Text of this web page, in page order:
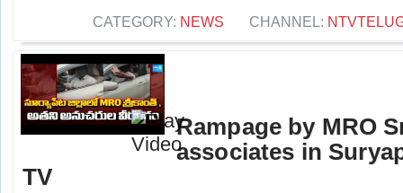
CATEGORY: NEWS CHANNEL:
Rampage by MRO
associates in
TV